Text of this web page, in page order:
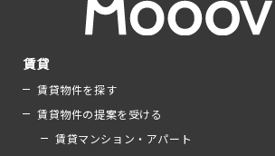
賃貸
賃貸物件を探す
賃貸物件の提案を受ける
賃貸マンション・アパート